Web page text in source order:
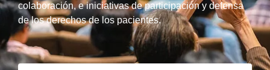
colaboración, e iniciativas de participación y defensa
de los derechos de los pacientes.